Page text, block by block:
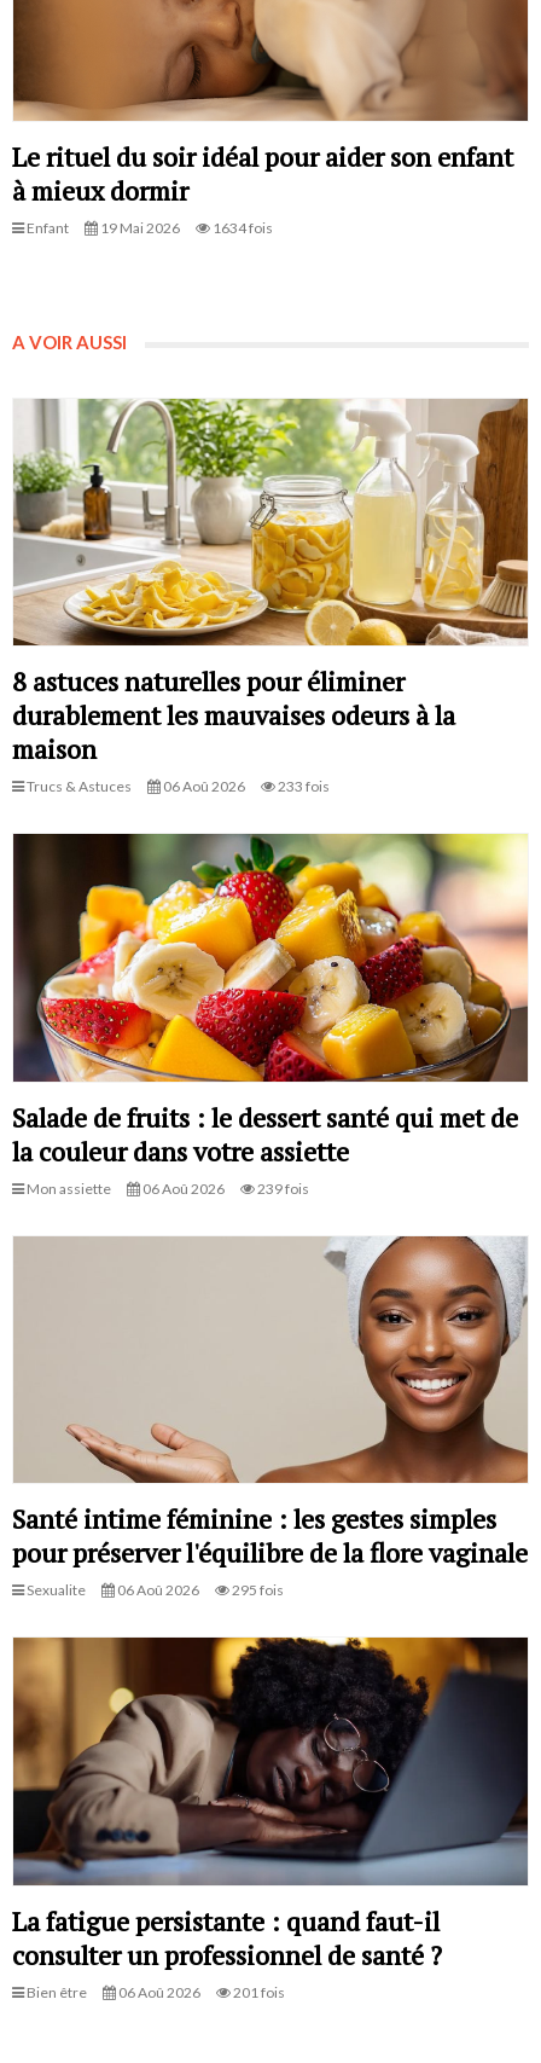
Le rituel du soir idéal pour aider son enfant
à mieux dormir
Enfant 19 Mai 2026 1634 fois
A VOIR AUSSI
8 astuces naturelles pour éliminer
durablement les mauvaises odeurs à la
maison
Trucs & Astuces 06 Aoû 2026 233 fois
Salade de fruits : le dessert santé qui met de
la couleur dans votre assiette
Mon assiette 06 Aoû 2026 239 fois
Santé intime féminine : les gestes simples
pour préserver l'équilibre de la flore vaginale
Sexualite 06 Aoû 2026 295 fois
La fatigue persistante : quand faut-il
consulter un professionnel de santé ?
Bien être 06 Aoû 2026 201 fois